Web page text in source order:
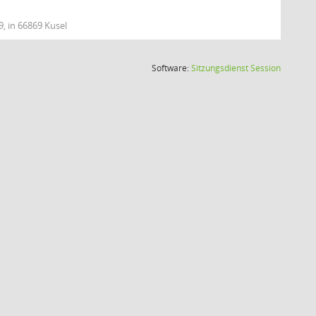
in 66869 Kusel
Software:SitzungsdienstSession(Wird in